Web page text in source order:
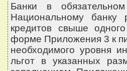
Банки в
Национальному банку
кредитов свыше
форме Приложения 3 к
необходимого уровня
льгот в указанных